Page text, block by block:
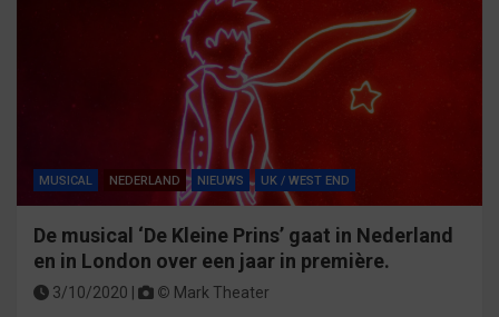
MUSICAL NEDERLAND NIEUWS UK / WEST END
De musical ‘De Kleine Prins’ gaat in Nederland
en in London over een jaar in première.
3/10/2020 | © Mark Theater